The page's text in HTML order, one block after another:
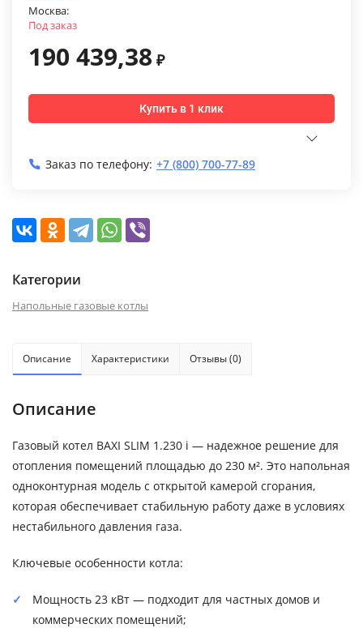
Москва:
Под заказ
190 439,38 ₽
Купить в 1 клик
Заказ по телефону: +7 (800) 700-77-89
Категории
Напольные газовые котлы
Описание Характеристики Отзывы (0)
Описание
Газовый котел BAXI SLIM 1.230 i — надежное решение для
отопления помещений площадью до 230 м². Это напольная
одноконтурная модель с открытой камерой сгорания,
которая обеспечивает стабильную работу даже в условиях
нестабильного давления газа.
Ключевые особенности котла:
Мощность 23 кВт — подходит для частных домов и
коммерческих помещений;